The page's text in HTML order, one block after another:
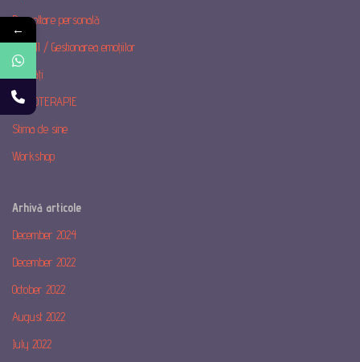
Dezvoltare personală
EMOȚII / Gestionarea emoțiilor
Noutăți
PSIHOTERAPIE
Stima de sine
Workshop
Arhivă articole
December 2024
December 2022
October 2022
August 2022
July 2022
←